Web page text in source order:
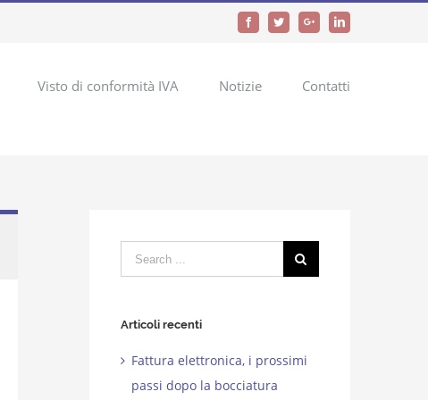
FacebookTwitterGoogle+LinkedIn
Visto di conformità IVA Notizie Contatti
Search
for:
Articoli recenti
Fattura elettronica, i prossimi
passi dopo la bocciatura